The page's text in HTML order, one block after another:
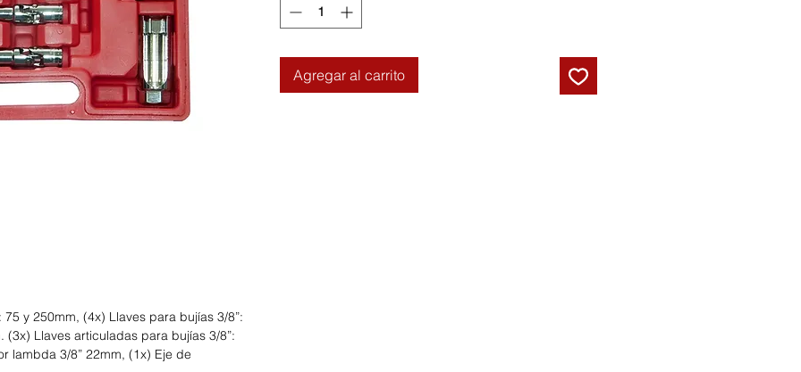
y 250mm, (4x) Llaves para bujías 3/8”:
Llaves articuladas para bujías 3/8”:
lambda 3/8” 22mm, (1x) Eje de
Agregar al carrito